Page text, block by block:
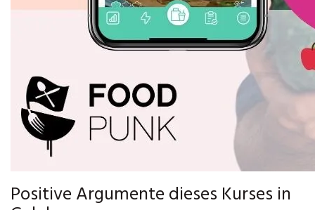
Positive Argumente dieses Kurses in